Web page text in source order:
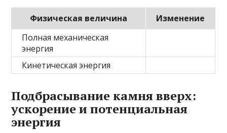
Физическая величина
Изменение
Полная механическая
энергия
Кинетическая энергия
Подбрасывание камня вверх:
ускорение и потенциальная
энергия